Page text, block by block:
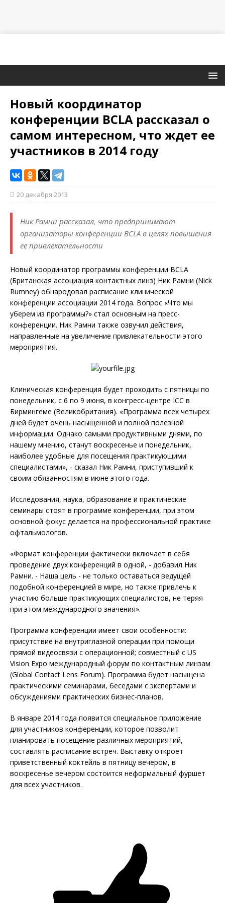
Новый координатор
конференции BCLA рассказал о
самом интересном, что ждет ее
участников в 2014 году
20 декабря 2013
Ник Рамни рассказал, что предпринимают
организаторы конференции BCLA в целях повышения
ее привлекательности
Новый координатор программы конференции BCLA
(Британская ассоциация контактных линз) Ник Рамни (Nick
Rumney) обнародовал расписание клинической
конференции ассоциации 2014 года. Вопрос «Что мы
уберем из программы?» стал основным на пресс-
конференции. Ник Рамни также озвучил действия,
направленные на увеличение привлекательности этого
мероприятия.
Клиническая конференция будет проходить с пятницы по
понедельник, с 6 по 9 июня, в конгресс-центре ICC в
Бирмингеме (Великобритания). «Программа всех четырех
дней будет очень насыщенной и полной полезной
информации. Однако самыми продуктивными днями, по
нашему мнению, станут воскресенье и понедельник,
наиболее удобные для посещения практикующими
специалистами», - сказал Ник Рамни, приступивший к
своим обязанностям в июне этого года.
Исследования, наука, образование и практические
семинары стоят в программе конференции, при этом
основной фокус делается на профессиональной практике
офтальмологов.
«Формат конференции фактически включает в себя
проведение двух конференций в одной, - добавил Ник
Рамни. - Наша цель - не только оставаться ведущей
подобной конференцией в мире, но также привлечь к
участию больше практикующих специалистов, не теряя
при этом международного значения».
Программа конференции имеет свои особенности:
присутствие на внутриглазной операции при помощи
прямой видеосвязи с операционной; совместный с US
Vision Expo международный форум по контактным линзам
(Global Contact Lens Forum). Программа будет насыщена
практическими семинарами, беседами с экспертами и
обсуждениями практических бизнес-планов.
В январе 2014 года появится специальное приложение
для участников конференции, которое позволит
планировать посещение различных мероприятий,
составлять расписание встреч. Выставку откроет
приветственный коктейль в пятницу вечером, в
воскресенье вечером состоится неформальный фуршет
для всех участников.